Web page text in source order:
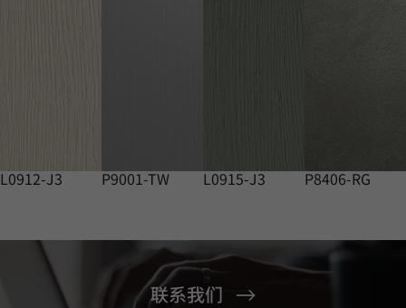
L0912-J3 P9001-TW L0915-J3 P8406-RG
联系我们